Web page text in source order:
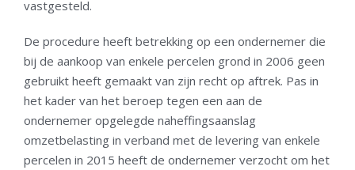
vastgesteld.
De procedure heeft betrekking op een ondernemer die
bij de aankoop van enkele percelen grond in 2006 geen
gebruikt heeft gemaakt van zijn recht op aftrek. Pas in
het kader van het beroep tegen een aan de
ondernemer opgelegde naheffingsaanslag
omzetbelasting in verband met de levering van enkele
percelen in 2015 heeft de ondernemer verzocht om het